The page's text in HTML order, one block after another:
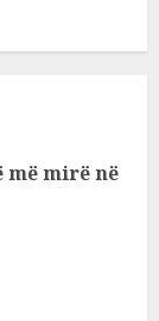
më mirë në